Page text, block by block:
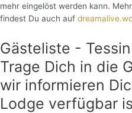
mehr eingelöst werden kann.
findest Du auch auf
Gästeliste - Tessin
Trage Dich in die
wir informieren
Lodge verfügbar